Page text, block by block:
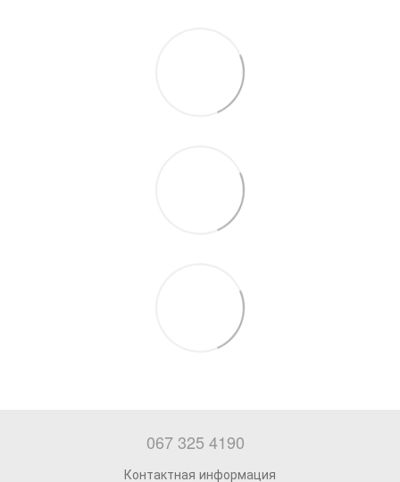
067 325 4190
Контактная информация